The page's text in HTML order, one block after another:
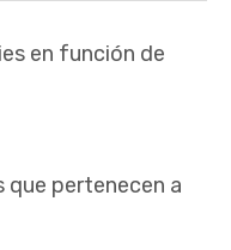
en función de
que pertenecen a